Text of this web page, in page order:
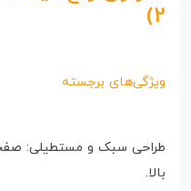
2
)
ویژگی‌های برجسته
بالا.